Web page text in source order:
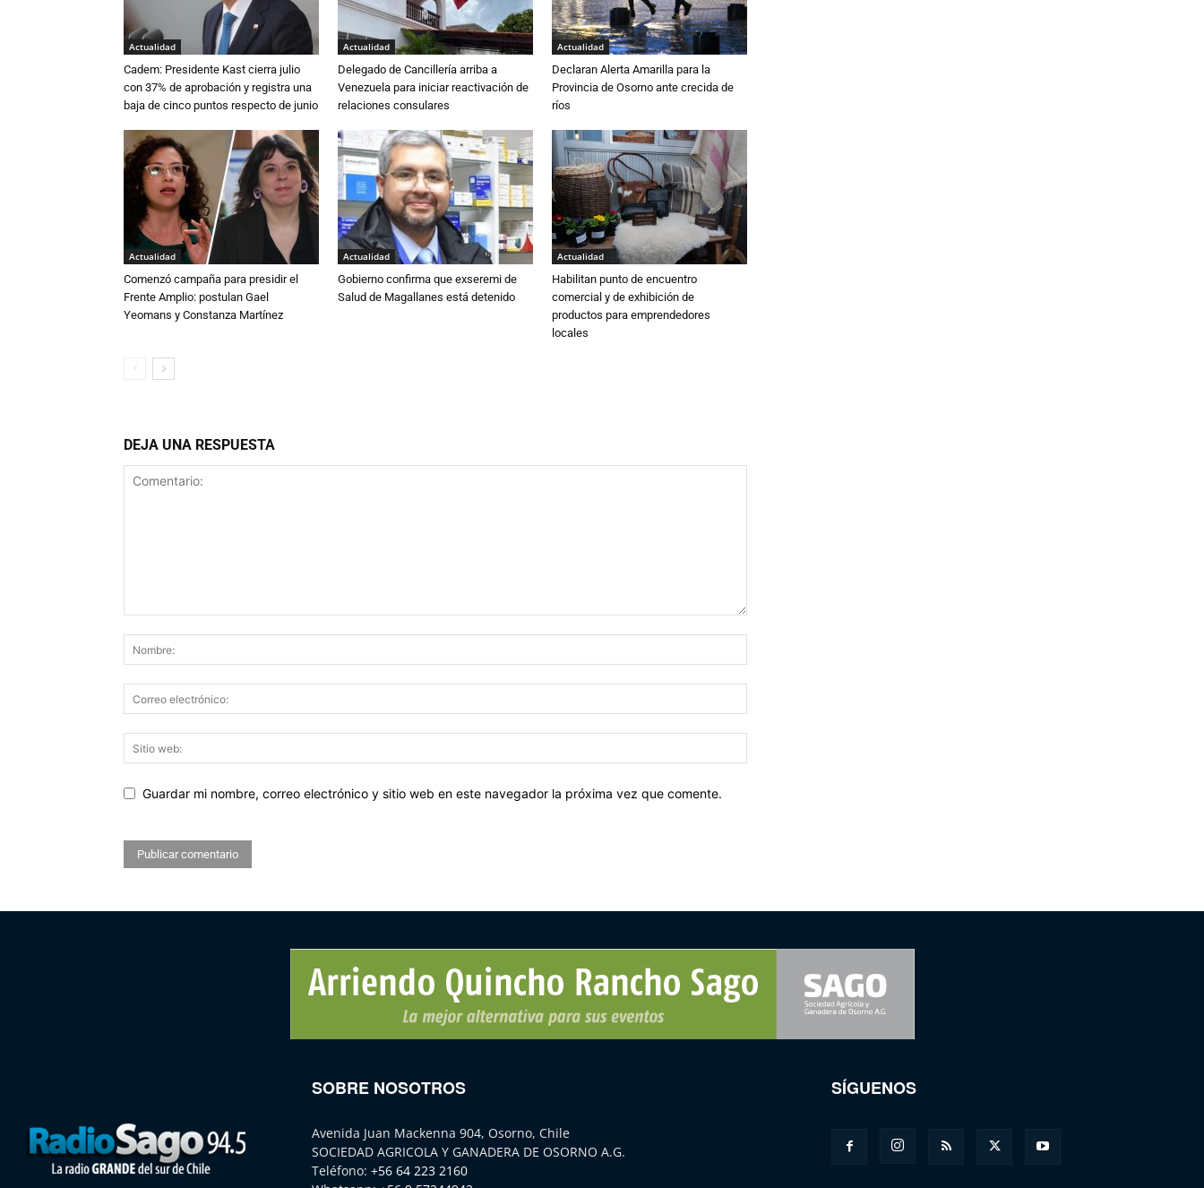
Actualidad
Cadem: Presidente Kast cierra julio
con 37% de aprobación y registra una
baja de cinco puntos respecto de junio
Actualidad
Delegado de Cancillería arriba a
Venezuela para iniciar reactivación de
relaciones consulares
Actualidad
Declaran Alerta Amarilla para la
Provincia de Osorno ante crecida de
ríos
Actualidad
Comenzó campaña para presidir el
Frente Amplio: postulan Gael
Yeomans y Constanza Martínez
Actualidad
Gobierno confirma que exseremi de
Salud de Magallanes está detenido
Actualidad
Habilitan punto de encuentro
comercial y de exhibición de
productos para emprendedores
locales
DEJA UNA RESPUESTA
Guardar mi nombre, correo electrónico y sitio web en este navegador la próxima vez que comente.
SOBRE NOSOTROS
Avenida Juan Mackenna 904, Osorno, Chile
SOCIEDAD AGRICOLA Y GANADERA DE OSORNO A.G.
Teléfono: +56 64 223 2160
SÍGUENOS